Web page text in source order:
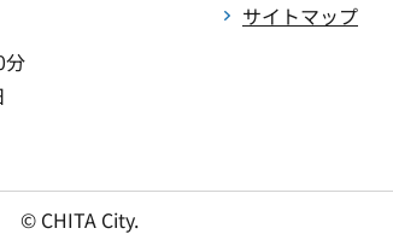
分
サイトマップ
© CHITA City.